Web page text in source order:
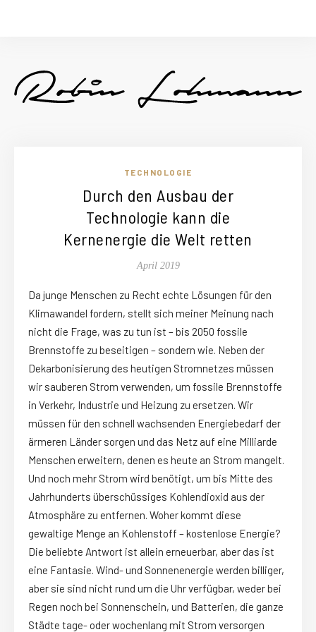
TECHNOLOGIE
Durch den Ausbau der
Technologie kann die
Kernenergie die Welt retten
April 2019
Da junge Menschen zu Recht echte Lösungen für den
Klimawandel fordern, stellt sich meiner Meinung nach
nicht die Frage, was zu tun ist – bis 2050 fossile
Brennstoffe zu beseitigen – sondern wie. Neben der
Dekarbonisierung des heutigen Stromnetzes müssen
wir sauberen Strom verwenden, um fossile Brennstoffe
in Verkehr, Industrie und Heizung zu ersetzen. Wir
müssen für den schnell wachsenden Energiebedarf der
ärmeren Länder sorgen und das Netz auf eine Milliarde
Menschen erweitern, denen es heute an Strom mangelt.
Und noch mehr Strom wird benötigt, um bis Mitte des
Jahrhunderts überschüssiges Kohlendioxid aus der
Atmosphäre zu entfernen. Woher kommt diese
gewaltige Menge an Kohlenstoff – kostenlose Energie?
Die beliebte Antwort ist allein erneuerbar, aber das ist
eine Fantasie. Wind- und Sonnenenergie werden billiger,
aber sie sind nicht rund um die Uhr verfügbar, weder bei
Regen noch bei Sonnenschein, und Batterien, die ganze
Städte tage- oder wochenlang mit Strom versorgen